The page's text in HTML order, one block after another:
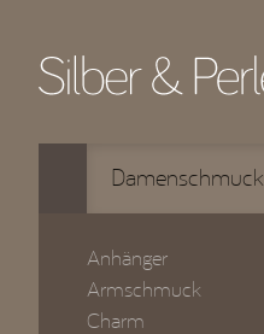
Damenschmuck
Anhänger
Armschmuck
Charm